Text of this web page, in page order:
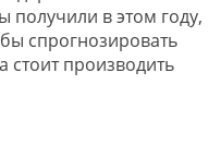
получили в этом году,
спрогнозировать
стоит производить